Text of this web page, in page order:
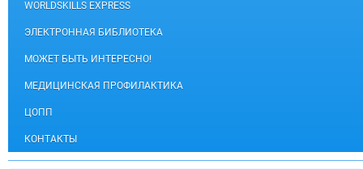
WORLDSKILLS EXPRESS
ЭЛЕКТРОННАЯ БИБЛИОТЕКА
МОЖЕТ БЫТЬ ИНТЕРЕСНО!
МЕДИЦИНСКАЯ ПРОФИЛАКТИКА
ЦОПП
КОНТАКТЫ